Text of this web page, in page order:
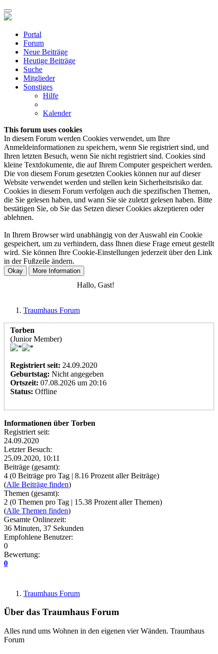
Portal
Forum
Neue Beiträge
Heutige Beiträge
Suche
Mitglieder
Sonstiges
Hilfe
Kalender
This forum uses cookies
In diesem Forum werden Cookies verwendet, um Ihre
Anmeldeinformationen zu speichern, wenn Sie registriert sind, und
Ihren letzten Besuch, wenn Sie nicht registriert sind. Cookies sind
kleine Textdokumente, die auf Ihrem Computer gespeichert werden.
Die von diesem Forum gesetzten Cookies können nur auf dieser
Website verwendet werden und stellen kein Sicherheitsrisiko dar.
Cookies in diesem Forum verfolgen auch die spezifischen Themen,
die Sie gelesen haben, und wann Sie sie zuletzt gelesen haben. Bitte
bestätigen Sie, ob Sie das Setzen dieser Cookies akzeptieren oder
ablehnen.
In Ihrem Browser wird unabhängig von der Auswahl ein Cookie
gespeichert, um zu verhindern, dass Ihnen diese Frage erneut gestellt
wird. Sie können Ihre Cookie-Einstellungen jederzeit über den Link
in der Fußzeile ändern.
Hallo, Gast!
Traumhaus Forum
Torben
(Junior Member)
Registriert seit: 24.09.2020
Geburtstag: Nicht angegeben
Ortszeit: 07.08.2026 um 20:16
Status: Offline
Informationen über Torben
Registriert seit:
24.09.2020
Letzter Besuch:
25.09.2020, 10:11
Beiträge (gesamt):
4 (0 Beiträge pro Tag | 8.16 Prozent aller Beiträge)
(Alle Beiträge finden)
Themen (gesamt):
2 (0 Themen pro Tag | 15.38 Prozent aller Themen)
(Alle Themen finden)
Gesamte Onlinezeit:
36 Minuten, 37 Sekunden
Empfohlene Benutzer:
0
Bewertung:
0
Traumhaus Forum
Über das Traumhaus Forum
Alles rund ums Wohnen in den eigenen vier Wänden. Traumhaus
Forum